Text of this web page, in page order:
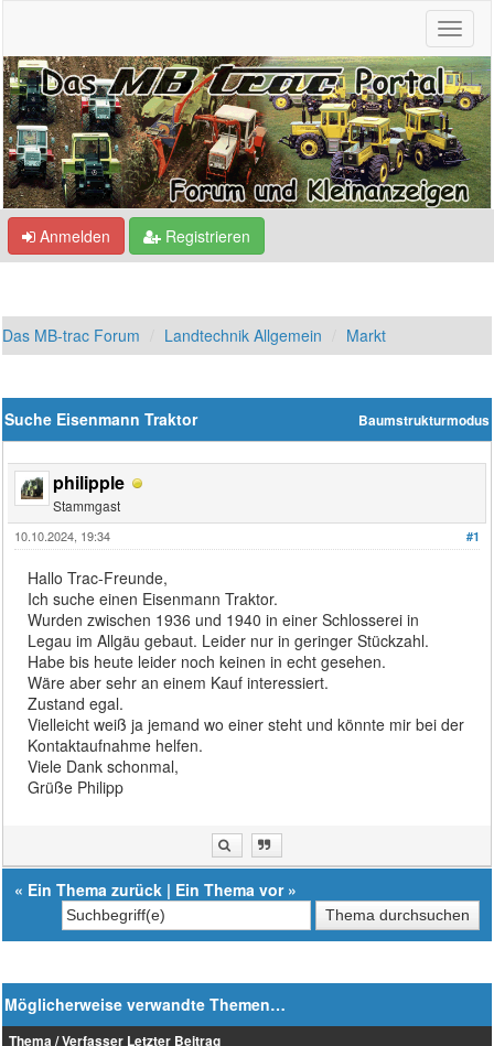
Anmelden Registrieren
Das MB-trac Forum Landtechnik Allgemein Markt
Baumstrukturmodus
Suche Eisenmann Traktor
philipple
Stammgast
#1
10.10.2024, 19:34
Hallo Trac-Freunde,
Ich suche einen Eisenmann Traktor.
Wurden zwischen 1936 und 1940 in einer Schlosserei in
Legau im Allgäu gebaut. Leider nur in geringer Stückzahl.
Habe bis heute leider noch keinen in echt gesehen.
Wäre aber sehr an einem Kauf interessiert.
Zustand egal.
Vielleicht weiß ja jemand wo einer steht und könnte mir bei der
Kontaktaufnahme helfen.
Viele Dank schonmal,
Grüße Philipp
« Ein Thema zurück | Ein Thema vor»
Möglicherweise verwandte Themen…
Thema / Verfasser Letzter Beitrag